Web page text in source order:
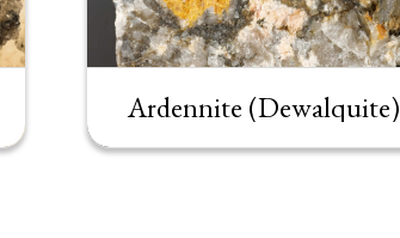
Ardennite (Dewalquite)